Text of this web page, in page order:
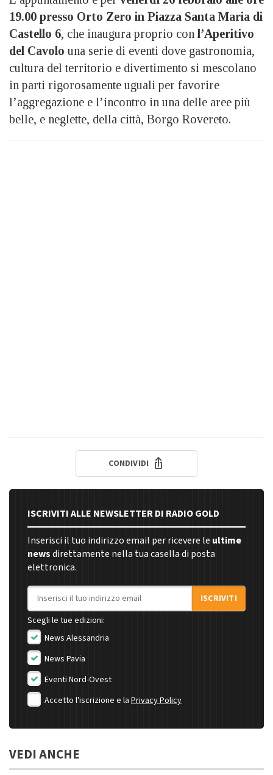
19.00 presso Orto Zero in Piazza Santa Maria di
Castello 6, che inaugura proprio con l’Aperitivo
del Cavolo una serie di eventi dove gastronomia,
cultura del territorio e divertimento si mescolano
in parti rigorosamente uguali per favorire
l’aggregazione e l’incontro in una delle aree più
belle, e neglette, della città, Borgo Rovereto.
CONDIVIDI
ISCRIVITI ALLE NEWSLETTER DI RADIO GOLD
Inserisci il tuo indirizzo email per ricevere le ultime
newsdirettamente nella tua casella di posta
elettronica.
Indirizzo email
ISCRIVITI
Scegli le tue edizioni:
News Alessandria
News Pavia
Eventi Nord-Ovest
Accetto l'iscrizione e la Privacy Policy
VEDI ANCHE